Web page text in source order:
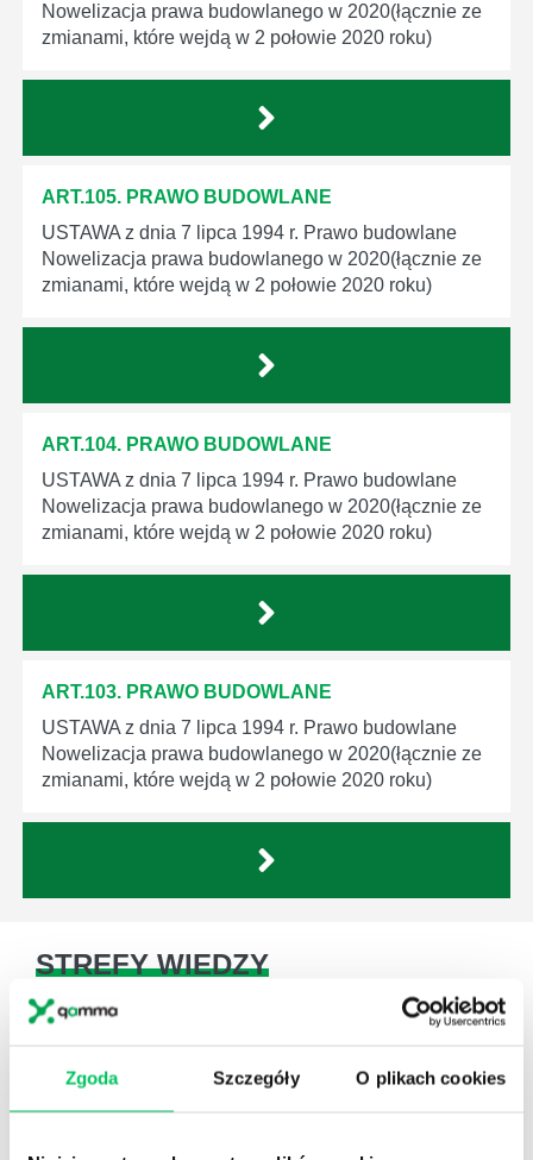
Zgoda Szczegóły O plikach cookies
Nowelizacja prawa budowlanego w 2020(łącznie ze
zmianami, które wejdą w 2 połowie 2020 roku)
ART.105. PRAWO BUDOWLANE
USTAWA z dnia 7 lipca 1994 r. Prawo budowlane
Nowelizacja prawa budowlanego w 2020(łącznie ze
zmianami, które wejdą w 2 połowie 2020 roku)
ART.104. PRAWO BUDOWLANE
USTAWA z dnia 7 lipca 1994 r. Prawo budowlane
Nowelizacja prawa budowlanego w 2020(łącznie ze
zmianami, które wejdą w 2 połowie 2020 roku)
ART.103. PRAWO BUDOWLANE
USTAWA z dnia 7 lipca 1994 r. Prawo budowlane
Nowelizacja prawa budowlanego w 2020(łącznie ze
zmianami, które wejdą w 2 połowie 2020 roku)
STREFY WIEDZY